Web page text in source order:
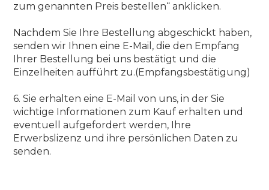
zum genannten Preis bestellen“ anklicken.
Nachdem Sie Ihre Bestellung abgeschickt haben,
senden wir Ihnen eine E-Mail, die den Empfang
Ihrer Bestellung bei uns bestätigt und die
Einzelheiten aufführt zu.(Empfangsbestätigung)
6. Sie erhalten eine E-Mail von uns, in der Sie
wichtige Informationen zum Kauf erhalten und
eventuell aufgefordert werden, Ihre
Erwerbslizenz und ihre persönlichen Daten zu
senden.